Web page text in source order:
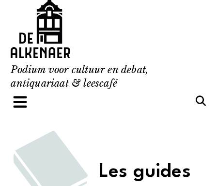
content
Podium voor cultuur en debat,
antiquariaat & leescafé
Les guides